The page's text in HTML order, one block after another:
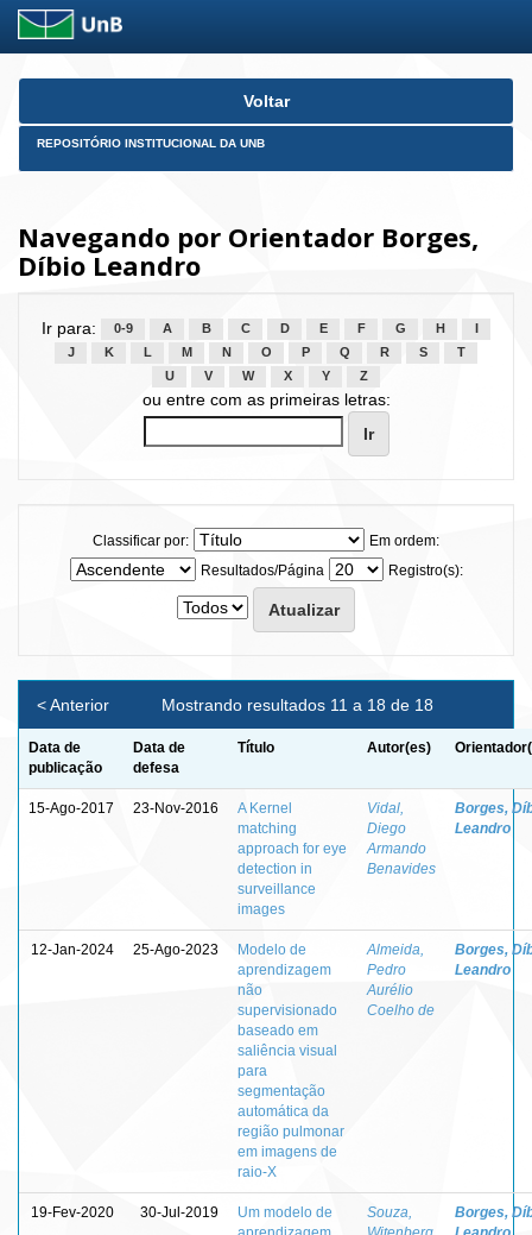
Skip
Voltar
REPOSITÓRIO INSTITUCIONAL DA UNB
Navegando por Orientador Borges,
Díbio Leandro
Ir para: 0-9 A B C D E F G H
J
K L M N O P Q R S
T
U
V W X Y Z
ou entre com as primeiras letras:
Classificar por:
Em ordem:
Resultados/Página
Registro(s):
Mostrando resultados 11 a 18 de 18
< Anterior
Data de
publicação
Data de
defesa
Título Autor(es)
15-Ago-2017 23-Nov-2016
A Kernel
matching
approach for eye
detection in
surveillance
images
Vidal,
Diego
Armando
Benavides
Borges,
Leandro
12-Jan-2024 25-Ago-2023
Modelo de
aprendizagem
não
supervisionado
baseado em
saliência visual
para
segmentação
automática da
região pulmonar
em imagens de
raio-X
Almeida,
Pedro
Aurélio
Coelho de
Borges,
Leandro
19-Fev-2020 30-Jul-2019
Um modelo de
Souza,
Borges,